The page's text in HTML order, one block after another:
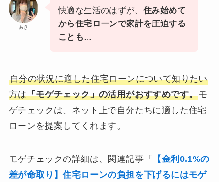
あき
快適な生活のはずが、 住み始めて
から住宅ローンで家計を圧迫する
ことも…
自分の状況に適した住宅ローンについて知りたい
方は「モゲチェック」の活用がおすすめです。モ
ゲチェックは、ネット上で自分たちに適した住宅
ローンを提案してくれます。
モゲチェックの詳細は、関連記事「
【金利0.1%の
差が命取り】住宅ローンの負担を下げるにはモゲ